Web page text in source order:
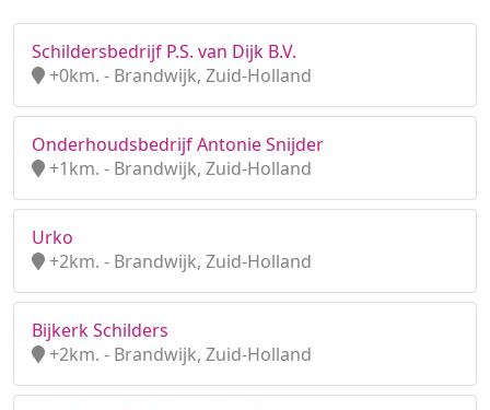
Schildersbedrijf P.S. van Dijk B.V.
+0km. - Brandwijk, Zuid-Holland
Onderhoudsbedrijf Antonie Snijder
+1km. - Brandwijk, Zuid-Holland
Urko
+2km. - Brandwijk, Zuid-Holland
Bijkerk Schilders
+2km. - Brandwijk, Zuid-Holland